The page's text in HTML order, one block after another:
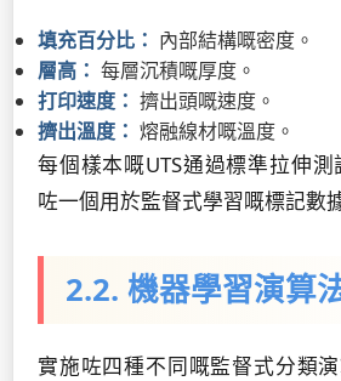
填充百分比： 內部結構嘅密度。
層高： 每層沉積嘅厚度。
打印速度： 擠出頭嘅速度。
擠出溫度： 熔融線材嘅溫度。
每個樣本嘅UTS通過標準拉伸
咗一個用於監督式學習嘅標記數
2.2. 機器學習演算
實施咗四種不同嘅監督式分類